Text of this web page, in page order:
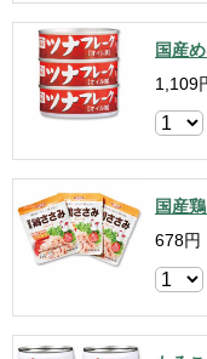
国産
1,109
国産
678円